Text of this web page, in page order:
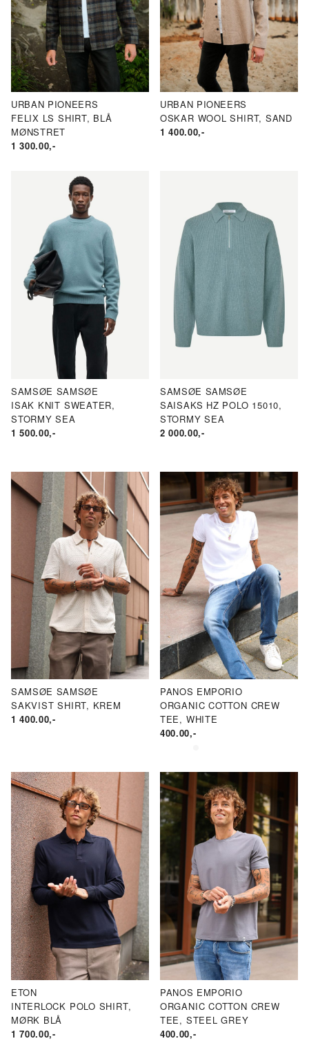
URBAN PIONEERS
FELIX LS SHIRT, BLÅ
MØNSTRET
1 300.00,-
URBAN PIONEERS
OSKAR WOOL SHIRT, SAND
1 400.00,-
SAMSØE SAMSØE
ISAK KNIT SWEATER,
STORMY SEA
1 500.00,-
SAMSØE SAMSØE
SAISAKS HZ POLO 15010,
STORMY SEA
2 000.00,-
SAMSØE SAMSØE
SAKVIST SHIRT, KREM
1 400.00,-
PANOS EMPORIO
ORGANIC COTTON CREW
TEE, WHITE
400.00,-
ETON
INTERLOCK POLO SHIRT,
MØRK BLÅ
1 700.00,-
PANOS EMPORIO
ORGANIC COTTON CREW
TEE, STEEL GREY
400.00,-